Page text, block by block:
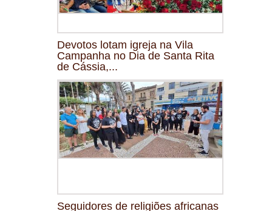
Devotos lotam igreja na Vila
Campanha no Dia de Santa Rita
de Cássia,...
Seguidores de religiões africanas